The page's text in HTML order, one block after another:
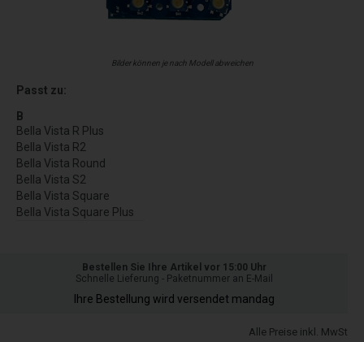
Bilder können je nach Modell abweichen
Passt zu:
B
Bella Vista R Plus
Bella Vista R2
Bella Vista Round
Bella Vista S2
Bella Vista Square
Bella Vista Square Plus
Bestellen Sie Ihre Artikel vor 15:00 Uhr
Schnelle Lieferung - Paketnummer an E-Mail
Ihre Bestellung wird versendet mandag
Alle Preise inkl. MwSt